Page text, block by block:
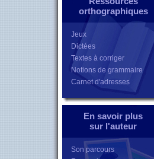
orthographiques
Jeux
Dictées
Textes à corriger
Notions de grammaire
Carnet d'adresses
En savoir plus
sur l'auteur
Son parcours